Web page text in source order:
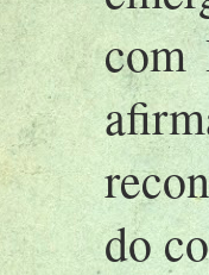
com
do